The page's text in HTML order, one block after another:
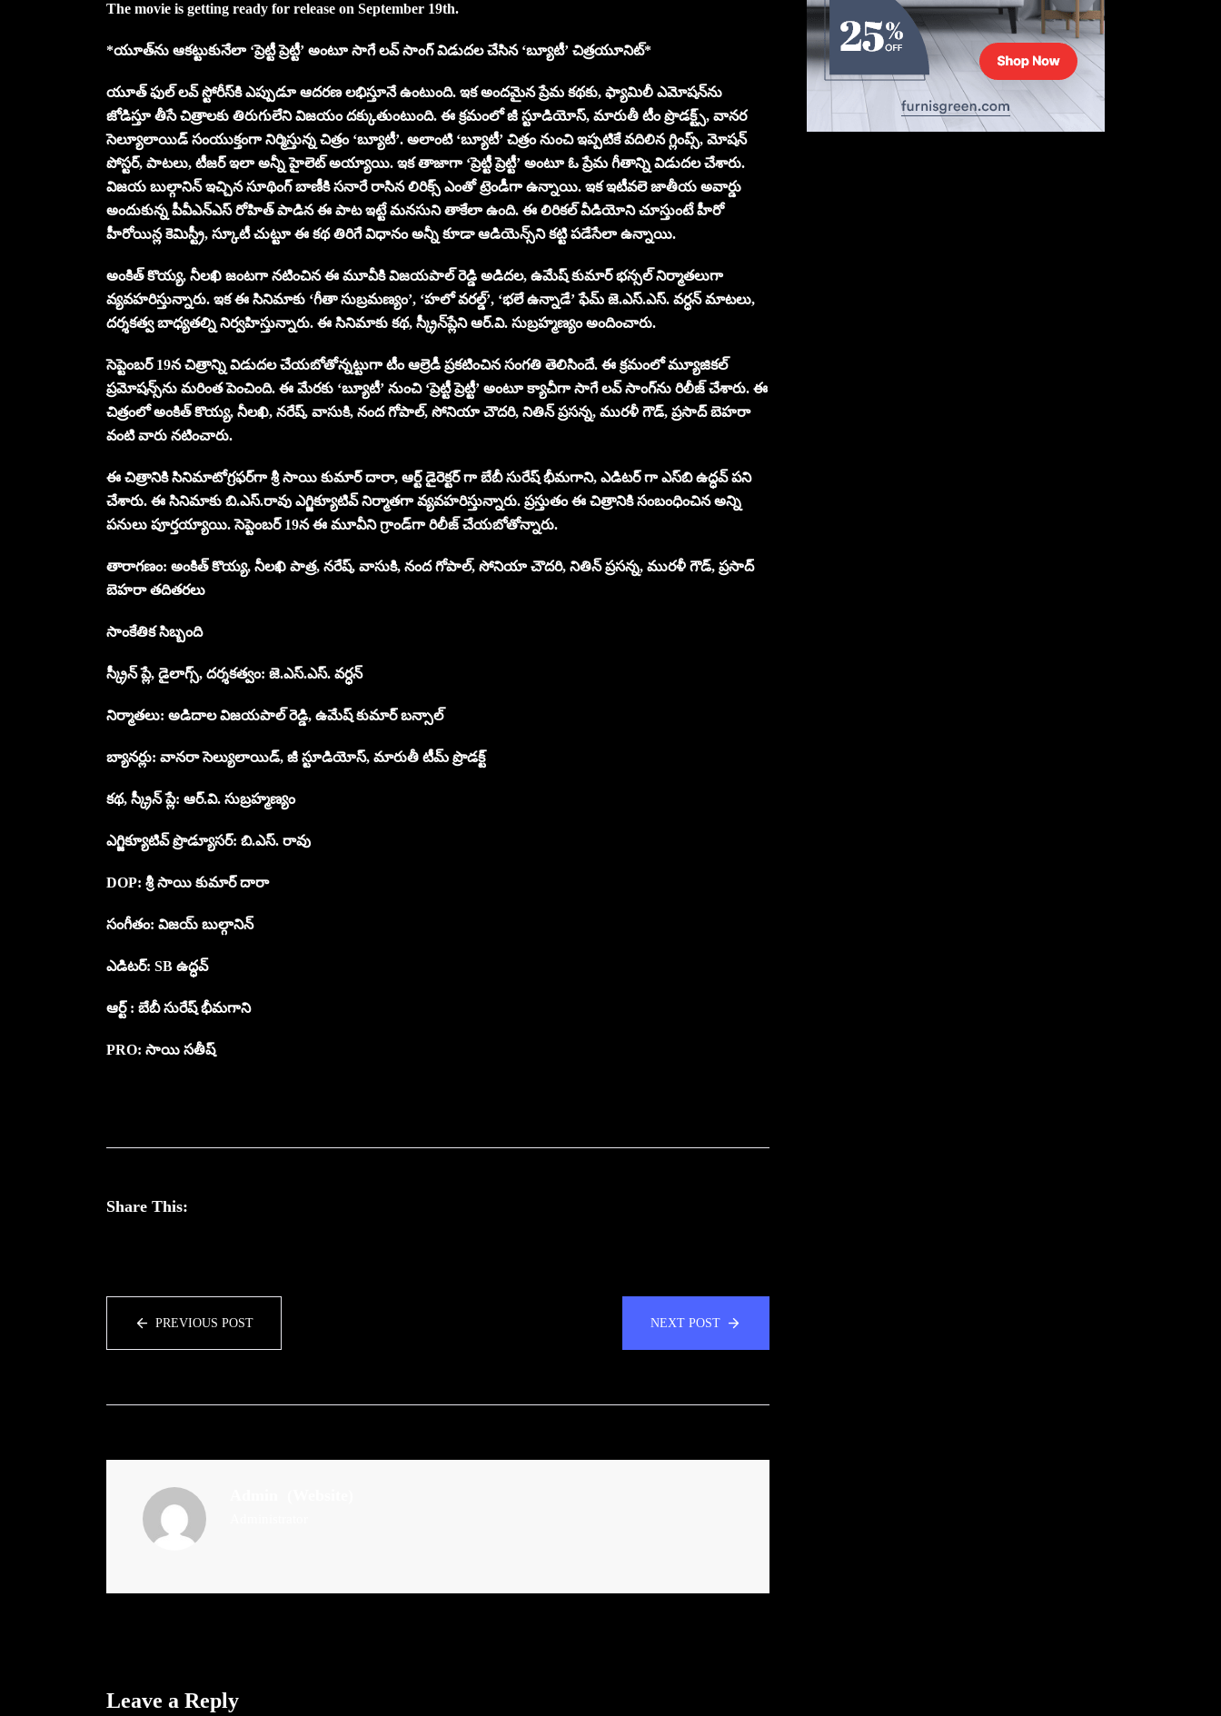
The movie is getting ready for release on September 19th.
*యూత్‌ను ఆకట్టుకునేలా ‘ప్రెట్టీ ప్రెట్టీ’ అంటూ సాగే లవ్ సాంగ్‌ విడుదల చేసిన ‘బ్యూటీ’ చిత్రయూనిట్*
యూత్ ఫుల్ లవ్ స్టోరీస్‌కి ఎప్పుడూ ఆదరణ లభిస్తూనే ఉంటుంది. ఇక అందమైన ప్రేమ కథకు, ఫ్యామిలీ ఎమోషన్‌ను
జోడిస్తూ తీసే చిత్రాలకు తిరుగులేని విజయం దక్కుతుంటుంది. ఈ క్రమంలో జీ స్టూడియోస్, మారుతీ టీం ప్రొడక్ట్స్, వానర
సెల్యూలాయిడ్ సంయుక్తంగా నిర్మిస్తున్న చిత్రం ‘బ్యూటీ’. అలాంటి ‘బ్యూటీ’ చిత్రం నుంచి ఇప్పటికే వదిలిన గ్లింప్స్, మోషన్
పోస్టర్, పాటలు, టీజర్ ఇలా అన్నీ హైలెట్ అయ్యాయి. ఇక తాజాగా ‘ప్రెట్టీ ప్రెట్టీ’ అంటూ ఓ ప్రేమ గీతాన్ని విడుదల చేశారు.
విజయ బుల్గానిన్ ఇచ్చిన సూథింగ్ బాణీకి సనారే రాసిన లిరిక్స్ ఎంతో ట్రెండీగా ఉన్నాయి. ఇక ఇటీవలె జాతీయ అవార్డు
అందుకున్న పీవీఎన్ఎస్ రోహిత్ పాడిన ఈ పాట ఇట్టే మనసుని తాకేలా ఉంది. ఈ లిరికల్ వీడియోని చూస్తుంటే హీరో
హీరోయిన్ల కెమిస్ట్రీ, స్కూటీ చుట్టూ ఈ కథ తిరిగే విధానం అన్నీ కూడా ఆడియెన్స్‌ని కట్టి పడేసేలా ఉన్నాయి.
అంకిత్ కొయ్య, నీలఖి జంటగా నటించిన ఈ మూవీకి విజయపాల్ రెడ్డి అడిదల, ఉమేష్ కుమార్ భన్సల్ నిర్మాతలుగా
వ్యవహరిస్తున్నారు. ఇక ఈ సినిమాకు ‘గీతా సుబ్రమణ్యం’, ‘హలో వరల్డ్’, ‘భలే ఉన్నాడే’ ఫేమ్ జె.ఎస్.ఎస్. వర్ధన్ మాటలు,
దర్శకత్వ బాధ్యతల్ని నిర్వహిస్తున్నారు. ఈ సినిమాకు కథ, స్క్రీన్‌ప్లేని ఆర్.వి. సుబ్రహ్మణ్యం అందించారు.
సెప్టెంబర్ 19న చిత్రాన్ని విడుదల చేయబోతోన్నట్టుగా టీం ఆల్రెడీ ప్రకటించిన సంగతి తెలిసిందే. ఈ క్రమంలో మ్యూజికల్
ప్రమోషన్స్‌ను మరింత పెంచింది. ఈ మేరకు ‘బ్యూటీ’ నుంచి ‘ప్రెట్టీ ప్రెట్టీ’ అంటూ క్యాచీగా సాగే లవ్ సాంగ్‌‌ను రిలీజ్ చేశారు. ఈ
చిత్రంలో అంకిత్ కొయ్య, నీలఖి, నరేష్, వాసుకి, నంద గోపాల్, సోనియా చౌదరి, నితిన్ ప్రసన్న, మురళీ గౌడ్, ప్రసాద్ బెహరా
వంటి వారు నటించారు.
ఈ చిత్రానికి సినిమాటోగ్రఫర్‌గా శ్రీ సాయి కుమార్ దారా, ఆర్ట్ డైరెక్టర్ గా బేబీ సురేష్‌ భీమగాని, ఎడిటర్ గా ఎస్‌బి ఉద్ధవ్‌ పని
చేశారు. ఈ సినిమాకు బి.ఎస్.రావు ఎగ్జిక్యూటివ్ నిర్మాతగా వ్యవహరిస్తున్నారు. ప్రస్తుతం ఈ చిత్రానికి సంబంధించిన అన్ని
పనులు పూర్తయ్యాయి. సెప్టెంబర్ 19న ఈ మూవీని గ్రాండ్‌గా రిలీజ్ చేయబోతోన్నారు.
తారాగణం: అంకిత్ కొయ్య, నీలఖి పాత్ర, నరేష్, వాసుకి, నంద గోపాల్, సోనియా చౌదరి, నితిన్ ప్రసన్న, మురళీ గౌడ్, ప్రసాద్
బెహరా తదితరలు
సాంకేతిక సిబ్బంది
స్క్రీన్ ప్లే, డైలాగ్స్, దర్శకత్వం: జె.ఎస్.ఎస్. వర్ధన్
నిర్మాతలు: అడిదాల విజయపాల్ రెడ్డి, ఉమేష్ కుమార్ బన్సాల్
బ్యానర్లు: వానరా సెల్యులాయిడ్, జీ స్టూడియోస్, మారుతీ టీమ్ ప్రొడక్ట్
కథ, స్క్రీన్ ప్లే: ఆర్.వి. సుబ్రహ్మణ్యం
ఎగ్జిక్యూటివ్ ప్రొడ్యూసర్: బి.ఎస్. రావు
DOP: శ్రీ సాయి కుమార్ దారా
సంగీతం: విజయ్ బుల్గానిన్
ఎడిటర్: SB ఉద్ధవ్
ఆర్ట్ : బేబీ సురేష్ భీమగాని
PRO: సాయి సతీష్
Share This:
PREVIOUS POST NEXT POST
Leave a Reply